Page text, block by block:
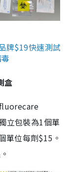
牌$19快速測試
盒
立包裝為1個單
單位每劑$15。